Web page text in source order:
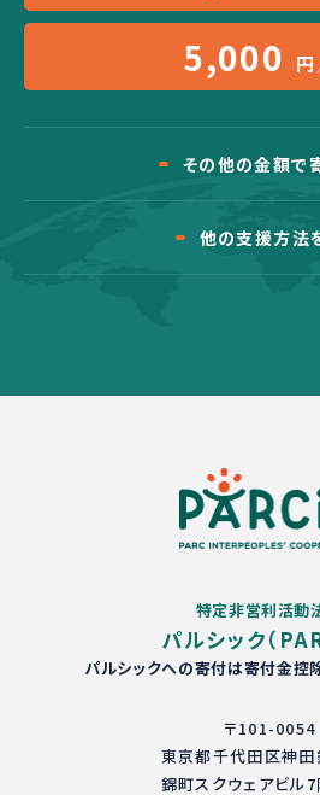
5,000 円
その他の金額で
他の支援方法
特定非営利活動
パルシック（
パルシックへの寄付は寄付金控
〒101-0054
東京都千代田区神
錦町スクウェアビル